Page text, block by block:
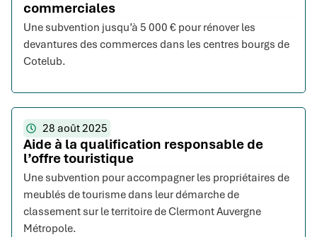
commerciales
Une subvention jusqu’à 5 000 € pour rénover les
devantures des commerces dans les centres bourgs de
Cotelub.
28 août 2025
Aide à la qualification responsable de
l’offre touristique
Une subvention pour accompagner les propriétaires de
meublés de tourisme dans leur démarche de
classement sur le territoire de Clermont Auvergne
Métropole.